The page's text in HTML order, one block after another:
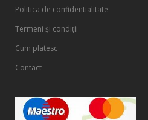
Politica de confidentialitate
Termeni și condiții
Cum platesc
Contact